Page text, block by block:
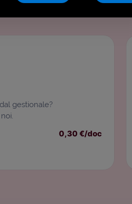
gestionale?
0,30 €/doc